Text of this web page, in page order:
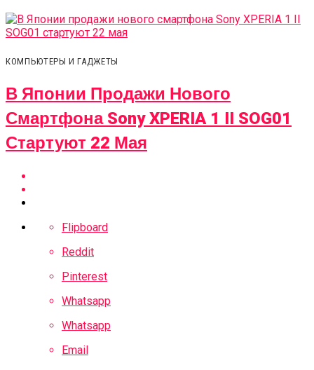
КОМПЬЮТЕРЫ И ГАДЖЕТЫ
В Японии Продажи Нового
Смартфона Sony XPERIA 1 II SOG01
Стартуют 22 Мая
Flipboard
Reddit
Pinterest
Whatsapp
Whatsapp
Email